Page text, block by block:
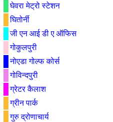
घेवरा मेट्रो स्टेशन
घितोर्नी
जी एन आई डी ए ऑफिस
गोकुलपुरी
नोएडा गोल्फ कोर्स
गोविन्दपुरी
ग्रेटर कैलाश
ग्रीन पार्क
गुरु द्रोणाचार्य